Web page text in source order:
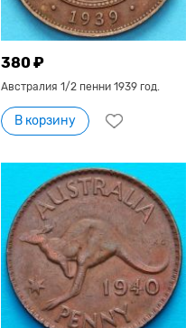
380 ₽
Австралия 1/2 пенни 1939 год.
В корзину